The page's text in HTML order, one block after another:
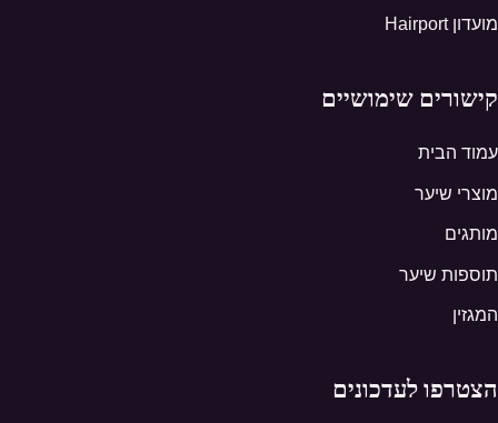
מועדון Hairport
קישורים שימושיים
עמוד הבית
מוצרי שיער
מותגים
תוספות שיער
המגזין
הצטרפו לעדכונים